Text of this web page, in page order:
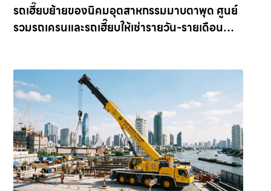
รถเฮี๊ยบย้ายของนิคมอุตสาหกรรมมาบตาพุด ศูนย์
รวมรถเครนและรถเฮี๊ยบให้เช่ารายวัน-รายเดือน